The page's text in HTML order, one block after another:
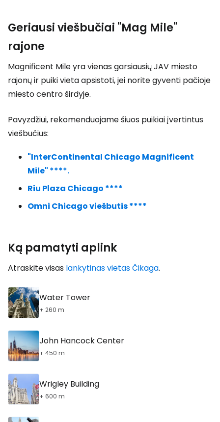
Geriausi viešbučiai "Mag Mile"
rajone
Magnificent Mile yra vienas garsiausių JAV miesto
rajonų ir puiki vieta apsistoti, jei norite gyventi pačioje
miesto centro širdyje.
Pavyzdžiui, rekomenduojame šiuos puikiai įvertintus
viešbučius:
"InterContinental Chicago Magnificent
Mile" ****.
Riu Plaza Chicago ****
Omni Chicago viešbutis ****
Ką pamatyti aplink
Atraskite visas lankytinas vietas Čikaga.
Water Tower
+ 260 m
John Hancock Center
+ 450 m
Wrigley Building
+ 600 m